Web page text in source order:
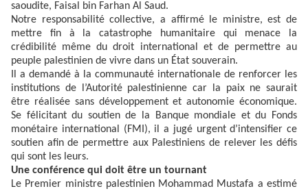
saoudite, Faisal bin Farhan Al Saud.
Notre responsabilité collective, a affirmé le ministre, est de
mettre fin à la catastrophe humanitaire qui menace la
crédibilité même du droit international et de permettre au
peuple palestinien de vivre dans un État souverain.
Il a demandé à la communauté internationale de renforcer les
institutions de l’Autorité palestinienne car la paix ne saurait
être réalisée sans développement et autonomie économique.
Se félicitant du soutien de la Banque mondiale et du Fonds
monétaire international (FMI), il a jugé urgent d’intensifier ce
soutien afin de permettre aux Palestiniens de relever les défis
qui sont les leurs.
Une conférence qui doit être un tournant
Le Premier ministre palestinien Mohammad Mustafa a estimé